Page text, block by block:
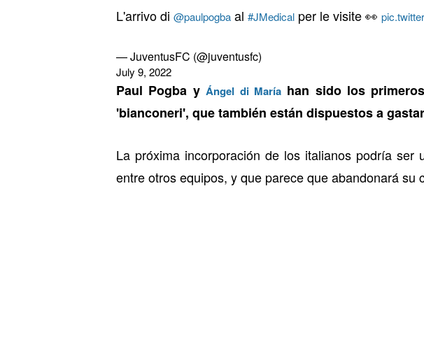
L'arrivo di @paulpogba al #JMedical per le visite 👀
— JuventusFC (@juventusfc)
July 9, 2022
Paul Pogba yÁngel di Maríahan sido los
'bianconeri', que también están dispuestos a
La próxima incorporación de los italianos podría ser
entre otros equipos, y que parece que abandonará su